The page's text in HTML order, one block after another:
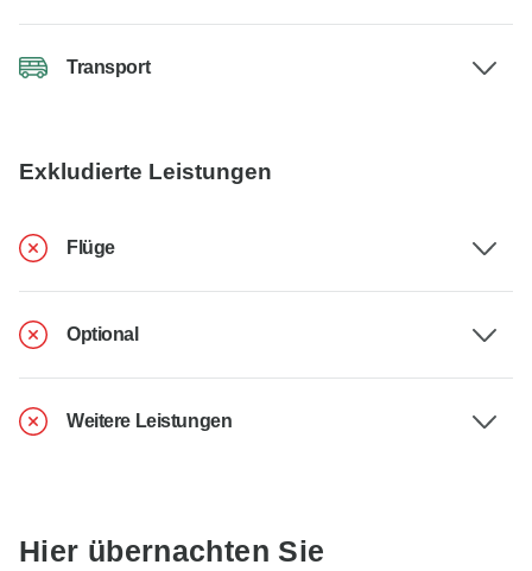
Transport
Exkludierte Leistungen
Flüge
Optional
Weitere Leistungen
Hier übernachten Sie